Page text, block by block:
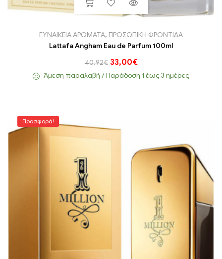
ΓΥΝΑΙΚΕΙΑ ΑΡΩΜΑΤΑ, ΠΡΟΣΩΠΙΚΗ ΦΡΟΝΤΙΔΑ
Lattafa Angham Eau de Parfum 100ml
40,92€ 33,00€
Άμεση παραλαβή / Παράδoση 1 έως 3 ημέρες
Προσφορά!